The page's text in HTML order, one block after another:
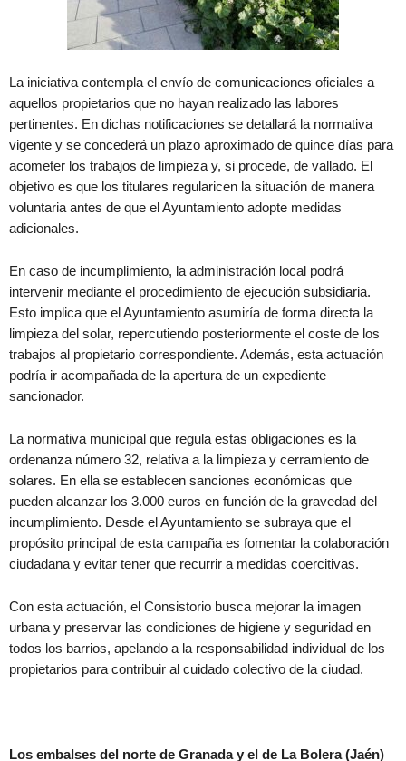
La iniciativa contempla el envío de comunicaciones oficiales a
aquellos propietarios que no hayan realizado las labores
pertinentes. En dichas notificaciones se detallará la normativa
vigente y se concederá un plazo aproximado de quince días para
acometer los trabajos de limpieza y, si procede, de vallado. El
objetivo es que los titulares regularicen la situación de manera
voluntaria antes de que el Ayuntamiento adopte medidas
adicionales.
En caso de incumplimiento, la administración local podrá
intervenir mediante el procedimiento de ejecución subsidiaria.
Esto implica que el Ayuntamiento asumiría de forma directa la
limpieza del solar, repercutiendo posteriormente el coste de los
trabajos al propietario correspondiente. Además, esta actuación
podría ir acompañada de la apertura de un expediente
sancionador.
La normativa municipal que regula estas obligaciones es la
ordenanza número 32, relativa a la limpieza y cerramiento de
solares. En ella se establecen sanciones económicas que
pueden alcanzar los 3.000 euros en función de la gravedad del
incumplimiento. Desde el Ayuntamiento se subraya que el
propósito principal de esta campaña es fomentar la colaboración
ciudadana y evitar tener que recurrir a medidas coercitivas.
Con esta actuación, el Consistorio busca mejorar la imagen
urbana y preservar las condiciones de higiene y seguridad en
todos los barrios, apelando a la responsabilidad individual de los
propietarios para contribuir al cuidado colectivo de la ciudad.
Los embalses del norte de Granada y el de La Bolera (Jaén)